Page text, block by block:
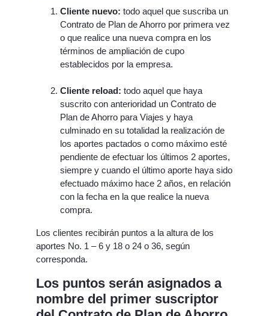
Cliente nuevo: todo aquel que suscriba un
Contrato de Plan de Ahorro por primera vez
o que realice una nueva compra en los
términos de ampliación de cupo
establecidos por la empresa.
Cliente reload: todo aquel que haya
suscrito con anterioridad un Contrato de
Plan de Ahorro para Viajes y haya
culminado en su totalidad la realización de
los aportes pactados o como máximo esté
pendiente de efectuar los últimos 2 aportes,
siempre y cuando el último aporte haya sido
efectuado máximo hace 2 años, en relación
con la fecha en la que realice la nueva
compra.
Los clientes recibirán puntos a la altura de los
aportes No. 1 – 6 y 18 o 24 o 36, según
corresponda.
Los puntos serán asignados a
nombre del primer suscriptor